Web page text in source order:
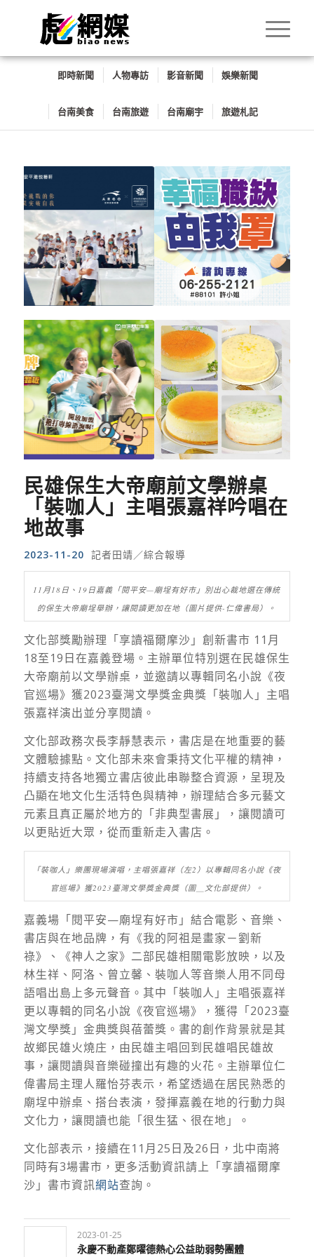
即時新聞 人物專訪 影音新聞 娛樂新聞
台南美食 台南旅遊 台南廟宇 旅遊札記
民雄保生大帝廟前文學辦桌
「裝咖人」主唱張嘉祥吟唱在
地故事
2023-11-20 記者田靖／綜合報導
11月18日、19日嘉義「閱平安—廟埕有好市」別出心裁地選在傳統
的保生大帝廟埕舉辦，讓閱讀更加在地（圖片提供-仁偉書局）。
文化部獎勵辦理「享讀福爾摩沙」創新書市 11月
18至19日在嘉義登場。主辦單位特別選在民雄保生
大帝廟前以文學辦桌，並邀請以專輯同名小說《夜
官巡場》獲2023臺灣文學獎金典獎「裝咖人」主唱
張嘉祥演出並分享閱讀。
文化部政務次長李靜慧表示，書店是在地重要的藝
文體驗據點。文化部未來會秉持文化平權的精神，
持續支持各地獨立書店彼此串聯整合資源，呈現及
凸顯在地文化生活特色與精神，辦理結合多元藝文
元素且真正屬於地方的「非典型書展」，讓閱讀可
以更貼近大眾，從而重新走入書店。
「裝咖人」樂團現場演唱，主唱張嘉祥（左2）以專輯同名小說《夜
官巡場》獲2023臺灣文學獎金典獎（圖＿文化部提供）。
嘉義場「閱平安—廟埕有好市」結合電影、音樂、
書店與在地品牌，有《我的阿祖是畫家－劉新
祿》、《神人之家》二部民雄相關電影放映，以及
林生祥、阿洛、曾立馨、裝咖人等音樂人用不同母
語唱出島上多元聲音。其中「裝咖人」主唱張嘉祥
更以專輯的同名小說《夜官巡場》，獲得「2023臺
灣文學獎」金典獎與蓓蕾獎。書的創作背景就是其
故鄉民雄火燒庄，由民雄主唱回到民雄唱民雄故
事，讓閱讀與音樂碰撞出有趣的火花。主辦單位仁
偉書局主理人羅怡芬表示，希望透過在居民熟悉的
廟埕中辦桌、搭台表演，發揮嘉義在地的行動力與
文化力，讓閱讀也能「很生猛、很在地」。
文化部表示，接續在11月25日及26日，北中南將
同時有3場書市，更多活動資訊請上「享讀福爾摩
沙」書市資訊網站查詢。
2023-01-25
永慶不動產鄭曜德熱心公益助弱勢團體